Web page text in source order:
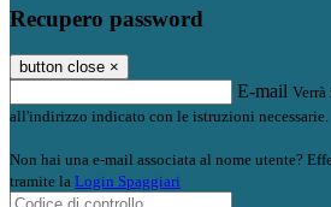
Recupero password
button close ×
E-mail
all'indirizzo indicato con le istruzioni necessarie.
Non hai una e-mail associata al nome utente?
tramite la Login Spaggiari